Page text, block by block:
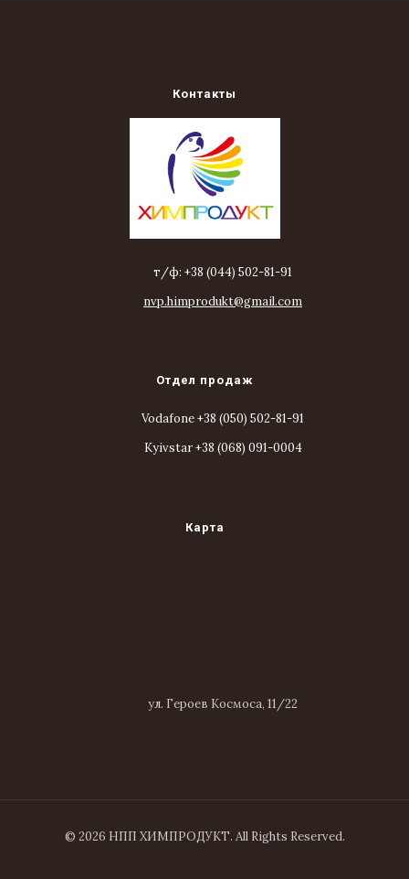
Контакты
т/ф: +38 (044) 502-81-91
nvp.himprodukt@gmail.com
Отдел продаж
Vodafone +38 (050) 502-81-91
Kyivstar +38 (068) 091-0004
Карта
ул. Героев Космоса, 11/22
© 2026 НПП ХИМПРОДУКТ. All Rights Reserved.